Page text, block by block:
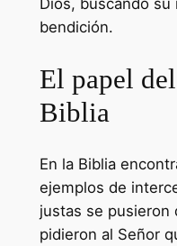
Dios, buscando
bendición.
El papel
Biblia
En la Biblia
ejemplos de
justas se pusieron
pidieron al Señor